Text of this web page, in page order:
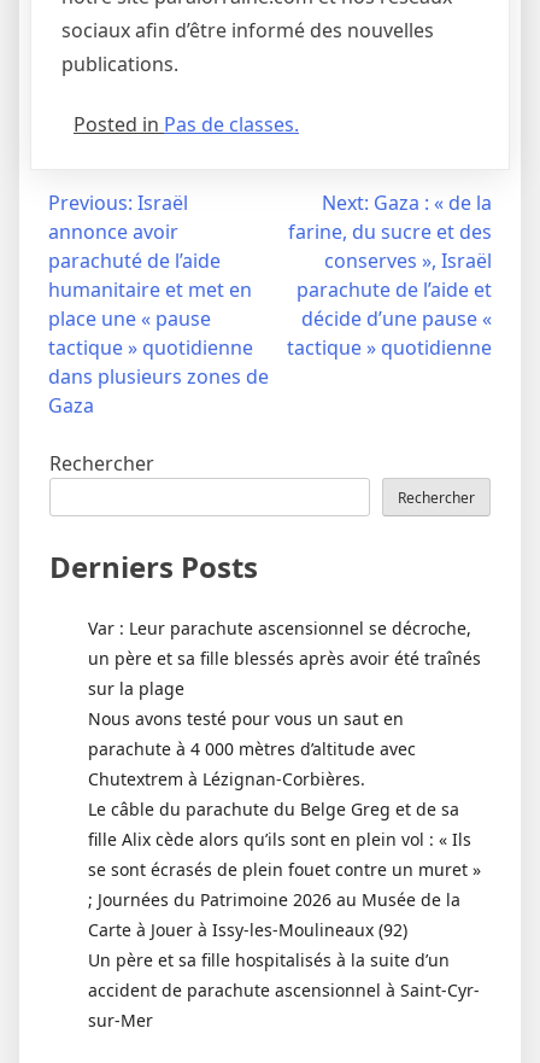
sociaux afin d’être informé des nouvelles
publications.
Posted in Pas de classes.
Navigation
l’article
Previous: Israël
annonce avoir
parachuté de l’aide
humanitaire et met en
place une « pause
tactique » quotidienne
dans plusieurs zones de
Gaza
Next: Gaza : « de la
farine, du sucre et des
conserves », Israël
parachute de l’aide et
décide d’une pause «
tactique » quotidienne
Rechercher
Rechercher
Derniers Posts
Var : Leur parachute ascensionnel se décroche,
un père et sa fille blessés après avoir été traînés
sur la plage
Nous avons testé pour vous un saut en
parachute à 4 000 mètres d’altitude avec
Chutextrem à Lézignan-Corbières.
Le câble du parachute du Belge Greg et de sa
fille Alix cède alors qu’ils sont en plein vol : « Ils
se sont écrasés de plein fouet contre un muret »
; Journées du Patrimoine 2026 au Musée de la
Carte à Jouer à Issy-les-Moulineaux (92)
Un père et sa fille hospitalisés à la suite d’un
accident de parachute ascensionnel à Saint-Cyr-
sur-Mer